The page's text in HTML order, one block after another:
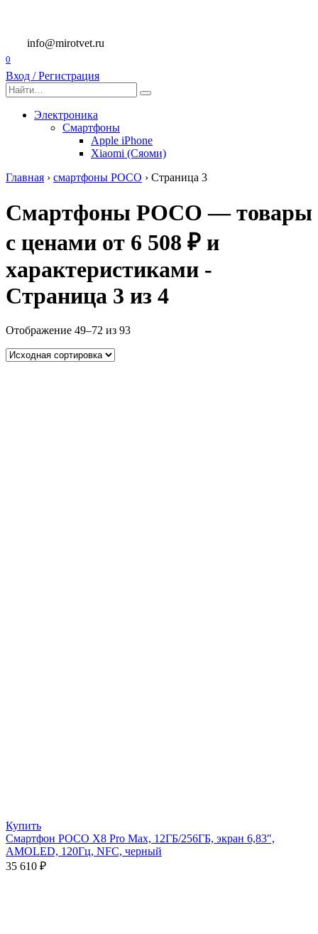
содержанию
info@mirotvet.ru
0
Вход / Регистрация
Search
for:
Электроника
Смартфоны
Apple iPhone
Xiaomi (Сяоми)
Главная › смартфоны POCO › Страница 3
Смартфоны POCO — товары
с ценами от 6 508 ₽ и
характеристиками -
Страница 3 из 4
Отображение 49–72 из 93
Купить
Смартфон POCO X8 Pro Max, 12ГБ/256ГБ, экран 6,83″,
AMOLED, 120Гц, NFC, черный
35 610 ₽